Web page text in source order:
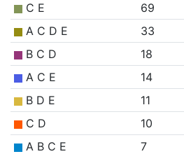
C E
69
A C D E
33
B C D
18
A C E
14
B D E
11
C D
10
A B C E
7